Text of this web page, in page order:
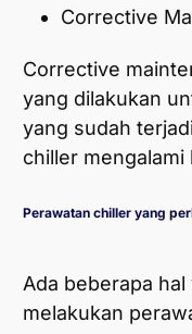
Corrective
Corrective
yang dilakukan
yang sudah
chiller mengalami
Perawatan chiller yang
Ada beberapa
melakukan